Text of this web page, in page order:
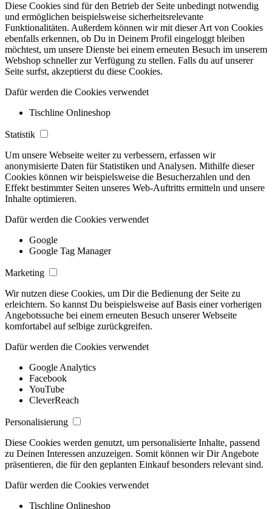
Diese Cookies sind für den Betrieb der Seite unbedingt notwendig
und ermöglichen beispielsweise sicherheitsrelevante
Funktionalitäten. Außerdem können wir mit dieser Art von Cookies
ebenfalls erkennen, ob Du in Deinem Profil eingeloggt bleiben
möchtest, um unsere Dienste bei einem erneuten Besuch im unserem
Webshop schneller zur Verfügung zu stellen. Falls du auf unserer
Seite surfst, akzeptierst du diese Cookies.
Dafür werden die Cookies verwendet
Tischline Onlineshop
Statistik
Um unsere Webseite weiter zu verbessern, erfassen wir
anonymisierte Daten für Statistiken und Analysen. Mithilfe dieser
Cookies können wir beispielsweise die Besucherzahlen und den
Effekt bestimmter Seiten unseres Web-Auftritts ermitteln und unsere
Inhalte optimieren.
Dafür werden die Cookies verwendet
Google
Google Tag Manager
Marketing
Wir nutzen diese Cookies, um Dir die Bedienung der Seite zu
erleichtern. So kannst Du beispielsweise auf Basis einer vorherigen
Angebotssuche bei einem erneuten Besuch unserer Webseite
komfortabel auf selbige zurückgreifen.
Dafür werden die Cookies verwendet
Google Analytics
Facebook
YouTube
CleverReach
Personalisierung
Diese Cookies werden genutzt, um personalisierte Inhalte, passend
zu Deinen Interessen anzuzeigen. Somit können wir Dir Angebote
präsentieren, die für den geplanten Einkauf besonders relevant sind.
Dafür werden die Cookies verwendet
Tischline Onlineshop